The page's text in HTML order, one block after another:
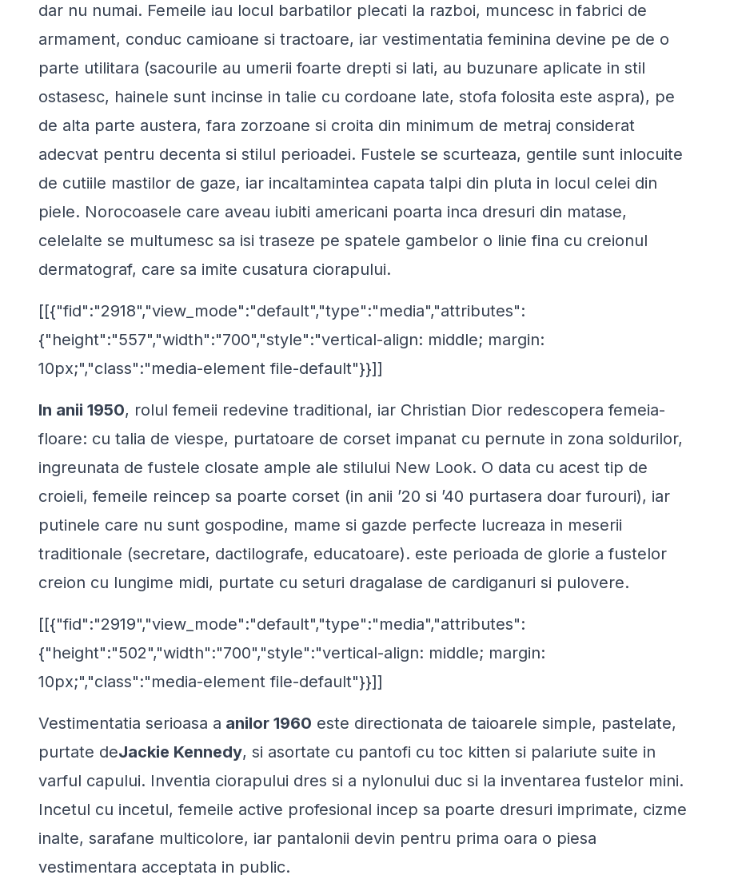
dar nu numai. Femeile iau locul barbatilor plecati la razboi, muncesc in fabrici de
armament, conduc camioane si tractoare, iar vestimentatia feminina devine pe de o
parte utilitara (sacourile au umerii foarte drepti si lati, au buzunare aplicate in stil
ostasesc, hainele sunt incinse in talie cu cordoane late, stofa folosita este aspra), pe
de alta parte austera, fara zorzoane si croita din minimum de metraj considerat
adecvat pentru decenta si stilul perioadei. Fustele se scurteaza, gentile sunt inlocuite
de cutiile mastilor de gaze, iar incaltamintea capata talpi din pluta in locul celei din
piele. Norocoasele care aveau iubiti americani poarta inca dresuri din matase,
celelalte se multumesc sa isi traseze pe spatele gambelor o linie fina cu creionul
dermatograf, care sa imite cusatura ciorapului.
[[{"fid":"2918","view_mode":"default","type":"media","attributes":
{"height":"557","width":"700","style":"vertical-align: middle; margin:
10px;","class":"media-element file-default"}}]]
In anii 1950, rolul femeii redevine traditional, iar Christian Dior redescopera femeia-
floare: cu talia de viespe, purtatoare de corset impanat cu pernute in zona soldurilor,
ingreunata de fustele closate ample ale stilului New Look. O data cu acest tip de
croieli, femeile reincep sa poarte corset (in anii ’20 si ’40 purtasera doar furouri), iar
putinele care nu sunt gospodine, mame si gazde perfecte lucreaza in meserii
traditionale (secretare, dactilografe, educatoare). este perioada de glorie a fustelor
creion cu lungime midi, purtate cu seturi dragalase de cardiganuri si pulovere.
[[{"fid":"2919","view_mode":"default","type":"media","attributes":
{"height":"502","width":"700","style":"vertical-align: middle; margin:
10px;","class":"media-element file-default"}}]]
Vestimentatia serioasa a anilor 1960 este directionata de taioarele simple, pastelate,
purtate deJackie Kennedy, si asortate cu pantofi cu toc kitten si palariute suite in
varful capului. Inventia ciorapului dres si a nylonului duc si la inventarea fustelor mini.
Incetul cu incetul, femeile active profesional incep sa poarte dresuri imprimate, cizme
inalte, sarafane multicolore, iar pantalonii devin pentru prima oara o piesa
vestimentara acceptata in public.